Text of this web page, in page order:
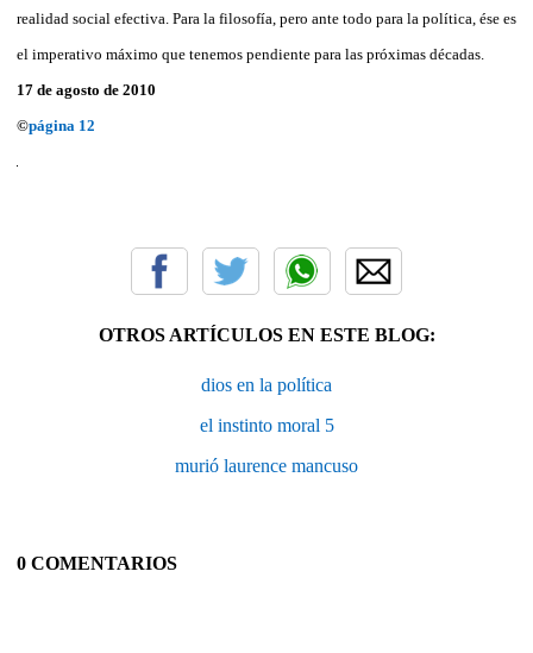
realidad social efectiva. Para la filosofía, pero ante todo para la política, ése es
el imperativo máximo que tenemos pendiente para las próximas décadas.
17 de agosto de 2010
©página 12
OTROS ARTÍCULOS EN ESTE BLOG:
dios en la política
el instinto moral 5
murió laurence mancuso
0 COMENTARIOS